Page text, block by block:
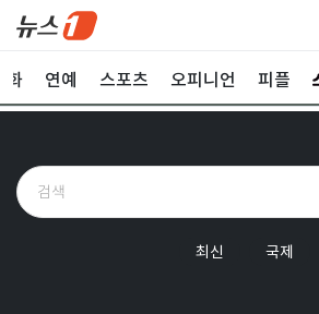
화 연예 스포츠 오피니언 피플
최신 국제